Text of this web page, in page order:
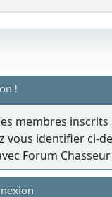
!
membres
vous identifier ci-
Forum